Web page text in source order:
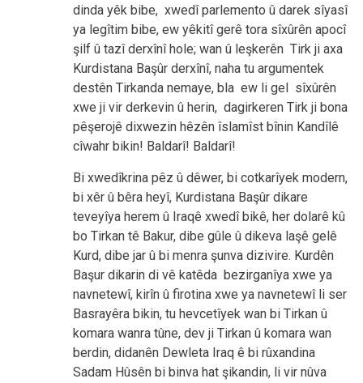
dinda yêk bibe, xwedî parlemento û darek sîyasî
ya legîtim bibe, ew yêkitî gerê tora sîxûrên apocî
şilf û tazî derxînî hole; wan û leşkerên Tirk ji axa
Kurdistana Başûr derxînî, naha tu argumentek
destên Tirkanda nemaye, bla ew li gel sîxûrên
xwe ji vir derkevin û herin, dagirkeren Tirk ji bona
pêşerojê dixwezin hêzên îslamîst bînin Kandîlê
cîwahr bikin! Baldarî! Baldarî!
Bi xwedîkrina pêz û dêwer, bi cotkarîyek modern,
bi xêr û bêra heyî, Kurdistana Başûr dikare
teveyîya herem û Iraqê xwedî bikê, her dolarê kû
bo Tirkan tê Bakur, dibe gûle û dikeva laşê gelê
Kurd, dibe jar û bi menra şunva dizivire. Kurdên
Başur dikarin di vê katêda bezirganîya xwe ya
navnetewî, kirîn û firotina xwe ya navnetewî li ser
Basrayêra bikin, tu hevcetîyek wan bi Tirkan û
komara wanra tûne, dev ji Tirkan û komara wan
berdin, didanên Dewleta Iraq ê bi rûxandina
Sadam Hûsên bi binva hat şikandin, li vir nûva